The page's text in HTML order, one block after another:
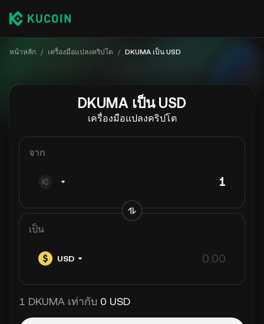
หน้าหลัก / เครื่องมือแปลงคริปโต / DKUMA เป็น USD
DKUMA เป็น USD
เครื่องมือแปลงคริปโต
จาก
เป็น
USD
1 DKUMA เท่ากับ 0 USD